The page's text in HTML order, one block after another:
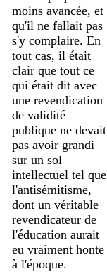
moins avancée, et
qu'il ne fallait pas
s'y complaire. En
tout cas, il était
clair que tout ce
qui était dit avec
une revendication
de validité
publique ne devait
pas avoir grandi
sur un sol
intellectuel tel que
l'antisémitisme,
dont un véritable
revendicateur de
l'éducation aurait
eu vraiment honte
à l'époque.